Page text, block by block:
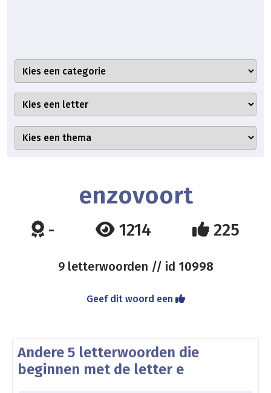
enzovoort
- 1214 225
9 letterwoorden // id 10998
Geef dit woord een
Andere 5 letterwoorden die
beginnen met de letter e